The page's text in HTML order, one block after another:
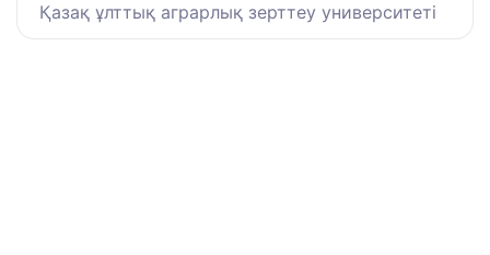
Қазақ ұлттық аграрлық зерттеу университеті